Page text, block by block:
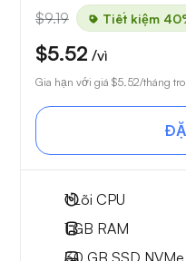
$9.19 Tiết kiệm
$5.52 /vì
Gia hạn với giá $5.52/tháng
1Lõi CPU
1 GB RAM
30 GB SSD NVMe